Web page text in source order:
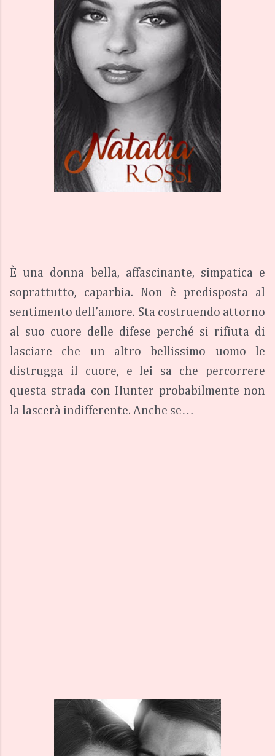
È una donna bella, affascinante, simpatica e
soprattutto, caparbia. Non è predisposta al
sentimento dell’amore. Sta costruendo attorno
al suo cuore delle difese perché si rifiuta di
lasciare che un altro bellissimo uomo le
distrugga il cuore, e lei sa che percorrere
questa strada con Hunter probabilmente non
la lascerà indifferente. Anche se…